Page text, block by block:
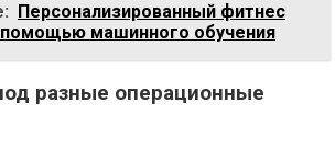
Персонализированный фитнес
помощью машинного обучения
разные операционные